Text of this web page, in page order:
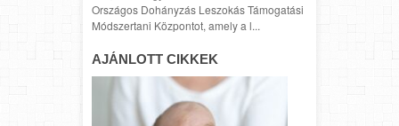
Országos Dohányzás Leszokás Támogatási
Módszertani Központot, amely a l...
AJÁNLOTT CIKKEK